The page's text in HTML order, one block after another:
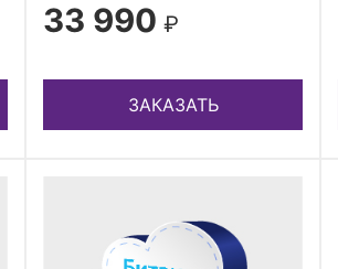
33 990 ₽
ЗАКАЗАТЬ